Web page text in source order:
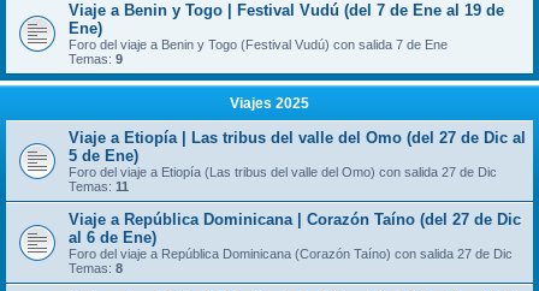
Viaje a Benin y Togo | Festival Vudú (del 7 de Ene al 19 de
Ene)
Foro del viaje a Benin y Togo (Festival Vudú) con salida 7 de Ene
Temas: 9
Viajes 2025
Viaje a Etiopía | Las tribus del valle del Omo (del 27 de Dic al
5 de Ene)
Foro del viaje a Etiopía (Las tribus del valle del Omo) con salida 27 de Dic
Temas: 11
Viaje a República Dominicana | Corazón Taíno (del 27 de Dic
al 6 de Ene)
Foro del viaje a República Dominicana (Corazón Taíno) con salida 27 de Dic
Temas: 8